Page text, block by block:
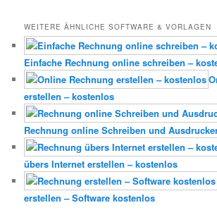
WEITERE ÄHNLICHE SOFTWARE & VORLAGEN
Einfache Rechnung online schreiben –
erstellen – kostenlos
Rechnung online Schreiben und
übers Internet erstellen – kostenlos
erstellen – Software kostenlos